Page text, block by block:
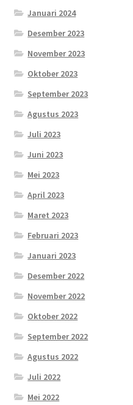
Januari 2024
Desember 2023
November 2023
Oktober 2023
September 2023
Agustus 2023
Juli 2023
Juni 2023
Mei 2023
April 2023
Maret 2023
Februari 2023
Januari 2023
Desember 2022
November 2022
Oktober 2022
September 2022
Agustus 2022
Juli 2022
Mei 2022